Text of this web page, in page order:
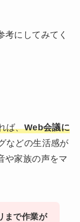
考にしてみてく
ば、Web会議に
などの生活感が
や家族の声をマ
まで作業が